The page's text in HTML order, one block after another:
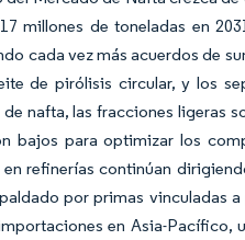
millones de toneladas en
cada vez más acuerdos de
de pirólisis circular, y los
nafta, las fracciones ligeras
bajos para optimizar los
refinerías continúan
por primas vinculadas
en Asia-Pacífico,